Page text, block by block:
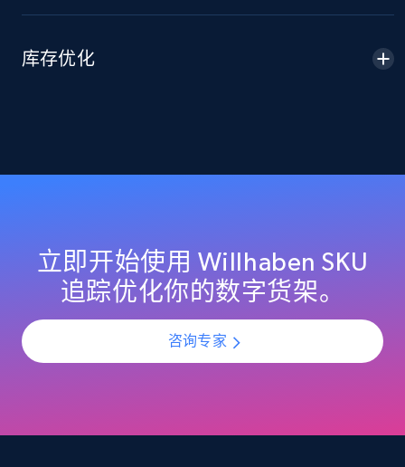
price, Currency, Availability, Reviews count, and
Amazon products global dataset -
price, Currency, Availability, Reviews count, and
more.
2.1K+ 375+ 立即开始
库存优化
立即开始使用 Willhaben SKU
追踪优化你的数字货架。
咨询专家